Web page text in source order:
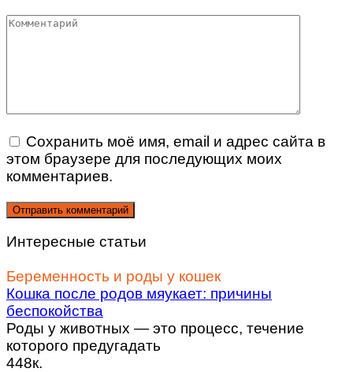
Комментарий
Сохранить моё имя, email и адрес сайта в
этом браузере для последующих моих
комментариев.
Интересные статьи
Беременность и роды у кошек
Кошка после родов мяукает: причины
беспокойства
Роды у животных — это процесс, течение
которого предугадать
448к.